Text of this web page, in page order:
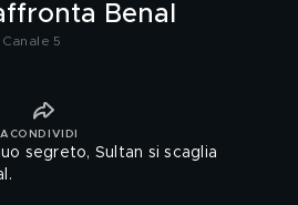
Benal
5
CONDIVIDI
segreto, Sultan si scaglia